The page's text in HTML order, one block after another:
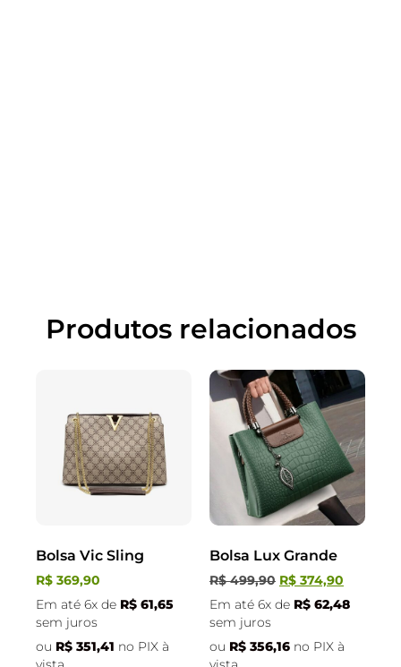
Produtos relacionados
Bolsa Vic Sling
R$ 369,90
Em até 6x de R$ 61,65
sem juros
ou R$ 351,41 no PIX à
Bolsa Lux Grande
R$499,90 R$ 374,90
Em até 6x de R$ 62,48
sem juros
ou R$ 356,16 no PIX à